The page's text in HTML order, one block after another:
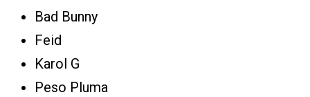
Bad Bunny
Feid
Karol G
Peso Pluma